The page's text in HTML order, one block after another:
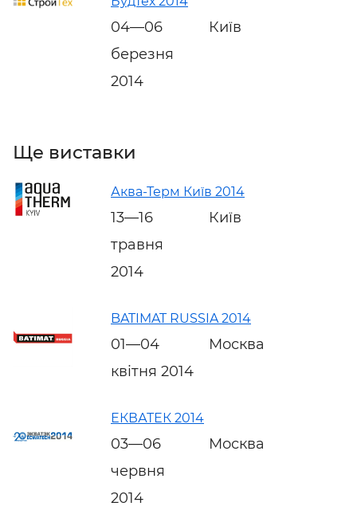
04—06
березня
2014
Київ
Ще виставки
Аква-Терм Київ 2014
13—16
травня
2014
Київ
BATIMAT RUSSIA 2014
01—04
квітня 2014
Москва
ЕКВАТЕК 2014
03—06
червня
2014
Москва